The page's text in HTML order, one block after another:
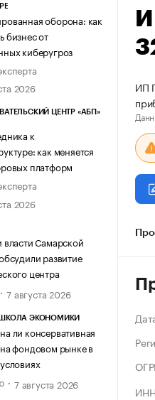
оборона: как
бизнес от
киберугроз
2026
ЦЕНТР «АБП»
к
как меняется
платформ
2026
Самарской
развитие
центра
7 августа 2026
ЭКОНОМИКИ
ли консервативная
фондовом рынке в
7 августа 2026
ИП
ИНН